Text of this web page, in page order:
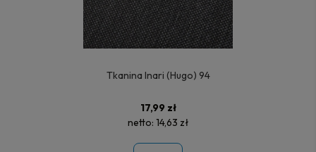
Tkanina Inari (Hugo) 94
17,99 zł
netto: 14,63 zł